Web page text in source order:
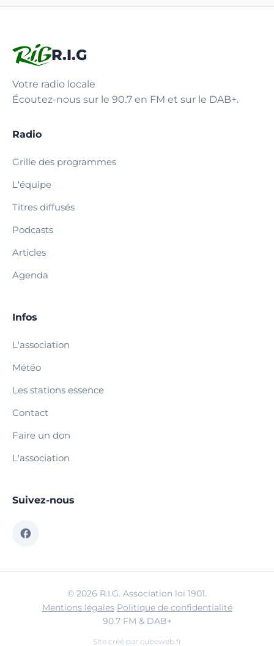
R.I.G
Votre radio locale
Écoutez-nous sur le 90.7 en FM et sur le DAB+.
Radio
Grille des programmes
L'équipe
Titres diffusés
Podcasts
Articles
Agenda
Infos
L'association
Météo
Les stations essence
Contact
Faire un don
L'association
Suivez-nous
© 2026 R.I.G. Association loi 1901.
Mentions légales·Politique de confidentialité
90.7 FM & DAB+
Site créé par cubeweb.fr